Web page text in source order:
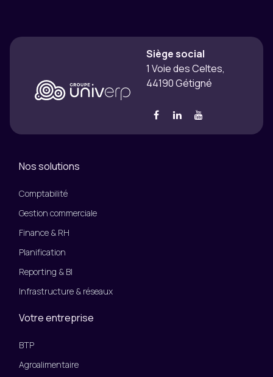
Siège social
1 Voie des Celtes,
44190 Gétigné
Nos solutions
Comptabilité
Gestion commerciale
Finance & RH
Planification
Reporting & BI
Infrastructure & réseaux
Votre entreprise
BTP
Agroalimentaire